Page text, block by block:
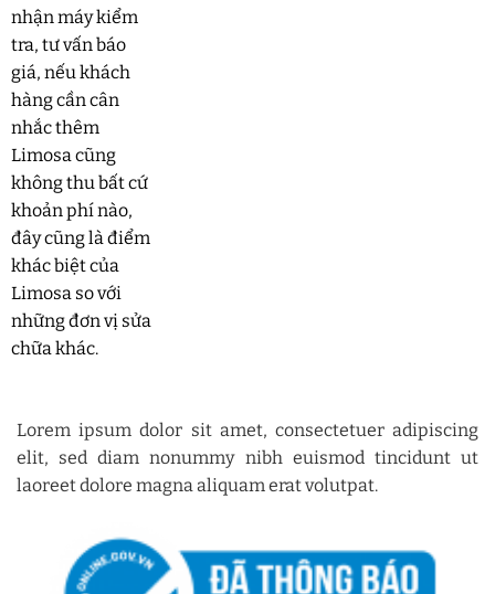
nhận máy kiểm
tra, tư vấn báo
giá, nếu khách
hàng cần cân
nhắc thêm
Limosa cũng
không thu bất cứ
khoản phí nào,
đây cũng là điểm
khác biệt của
Limosa so với
những đơn vị sửa
chữa khác.
Lorem ipsum dolor sit amet, consectetuer adipiscing
elit, sed diam nonummy nibh euismod tincidunt ut
laoreet dolore magna aliquam erat volutpat.